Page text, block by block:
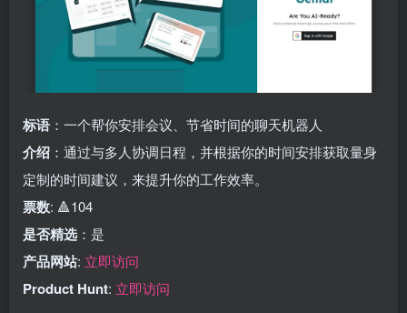
标语 ：一个帮你安排会议、节省时间的聊天机器人
介绍 ：通过与多人协调日程，并根据你的时间安排获取量身
定制的时间建议，来提升你的工作效率。
票数: 🔺104
是否精选 ：是
产品网站: 立即访问
Product Hunt: 立即访问